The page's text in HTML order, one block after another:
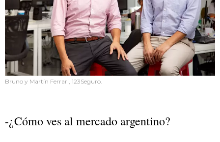
Bruno y Martín Ferrari, 123Seguro.
-¿Cómo ves al mercado argentino?